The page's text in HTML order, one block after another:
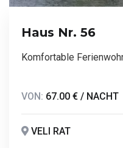
Haus Nr. 56
Komfortable
VON: 67.00 € / NACHT
VELI RAT